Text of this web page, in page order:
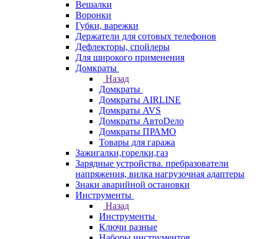
Вешалки
Воронки
Губки, варежки
Держатели для сотовых телефонов
Дефлекторы, спойлеры
Для широкого применения
Домкраты
Назад
Домкраты
Домкраты AIRLINE
Домкраты AVS
Домкраты АвтоDело
Домкраты ПРАМО
Товары для гаража
Зажигалки,горелки,газ
Зарядные устройства. пребразователи
напряжения, вилка нагрузочная адаптеры
Знаки аварийной остановки
Инструменты
Назад
Инструменты
Ключи разные